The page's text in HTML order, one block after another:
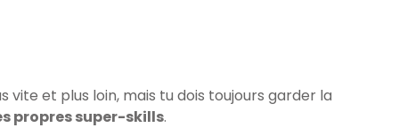
vite et plus loin, mais tu dois toujours garder la
propres super-skills.